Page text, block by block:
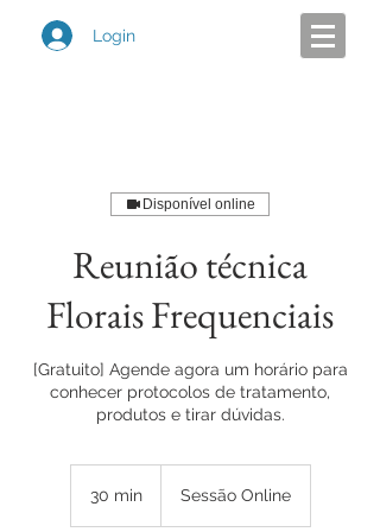
Login
Disponível online
Reunião técnica
Florais Frequenciais
[Gratuito] Agende agora um horário para
conhecer protocolos de tratamento,
produtos e tirar dúvidas.
30 min3
Sessão Online